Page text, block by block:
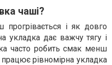
чаші?
прогрівається і як довго
укладка дає важчу тягу і
часто робить смак менш
рівномірна укладка